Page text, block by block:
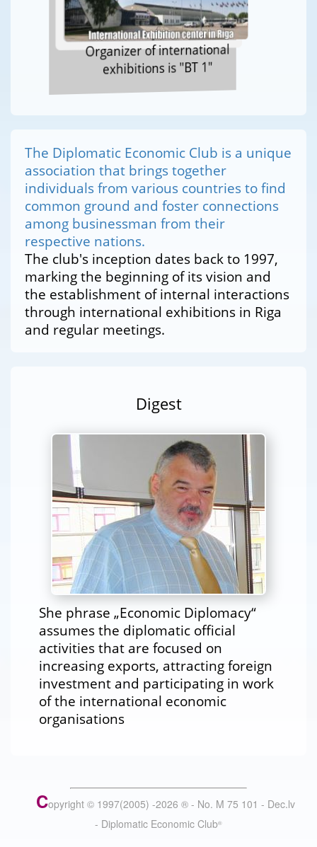
Organizer of international
exhibitions is "BT 1"
The Diplomatic Economic Club is a unique
association that brings together
individuals from various countries to find
common ground and foster connections
among businessman from their
respective nations.
The club's inception dates back to 1997,
marking the beginning of its vision and
the establishment of internal interactions
through international exhibitions in Riga
and regular meetings.
Digest
She phrase „Economic Diplomacy“
assumes the diplomatic official
activities that are focused on
increasing exports, attracting foreign
investment and participating in work
of the international economic
organisations
Copyright © 1997(2005) -2026 ® - No. M 75 101 - Dec.lv
- Diplomatic Economic Club®